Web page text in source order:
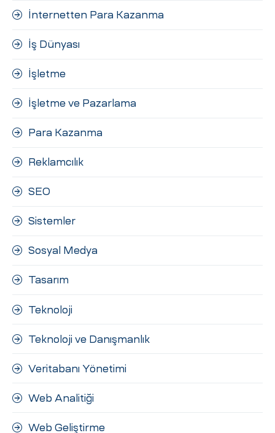
İnternetten Para Kazanma
İş Dünyası
İşletme
İşletme ve Pazarlama
Para Kazanma
Reklamcılık
SEO
Sistemler
Sosyal Medya
Tasarım
Teknoloji
Teknoloji ve Danışmanlık
Veritabanı Yönetimi
Web Analitiği
Web Geliştirme